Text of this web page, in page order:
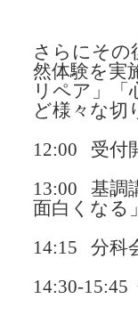
さらにその
然体験を実
リペア」「
ど様々な切
12:00 受付
13:00 基調
面白くな
14:15 分科
14:30-